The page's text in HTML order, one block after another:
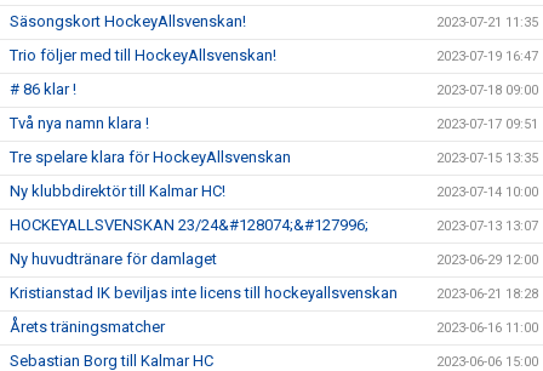
Säsongskort HockeyAllsvenskan! 2023-07-21 11:35
Trio följer med till HockeyAllsvenskan! 2023-07-19 16:47
# 86 klar ! 2023-07-18 09:00
Två nya namn klara ! 2023-07-17 09:51
Tre spelare klara för HockeyAllsvenskan 2023-07-15 13:35
Ny klubbdirektör till Kalmar HC! 2023-07-14 10:00
HOCKEYALLSVENSKAN 23/24&#128074;&#127996; 2023-07-13 13:07
Ny huvudtränare för damlaget 2023-06-29 12:00
Kristianstad IK beviljas inte licens till hockeyallsvenskan 2023-06-21 18:28
Årets träningsmatcher 2023-06-16 11:00
Sebastian Borg till Kalmar HC 2023-06-06 15:00